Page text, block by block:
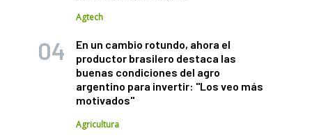
Agtech
En un cambio rotundo, ahora el
productor brasilero destaca las
buenas condiciones del agro
argentino para invertir: "Los veo más
motivados"
Agricultura